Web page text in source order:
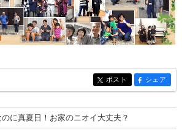
entry10469
ポスト entry10469
シェア
に真夏日！お家のニオイ大丈夫？